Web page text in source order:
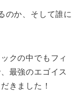
のか、そして誰に
クの中でもフィ
最強のエゴイス
きました！